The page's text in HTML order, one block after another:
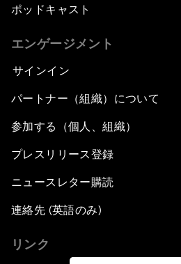
ポッドキャスト
エンゲージメント
サインイン
パートナー（組織）について
参加する（個人、組織）
プレスリリース登録
ニュースレター購読
連絡先 (英語のみ)
リンク